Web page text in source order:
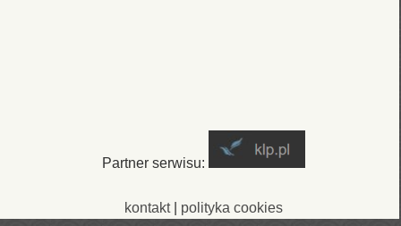
Partner serwisu:
kontakt| polityka cookies